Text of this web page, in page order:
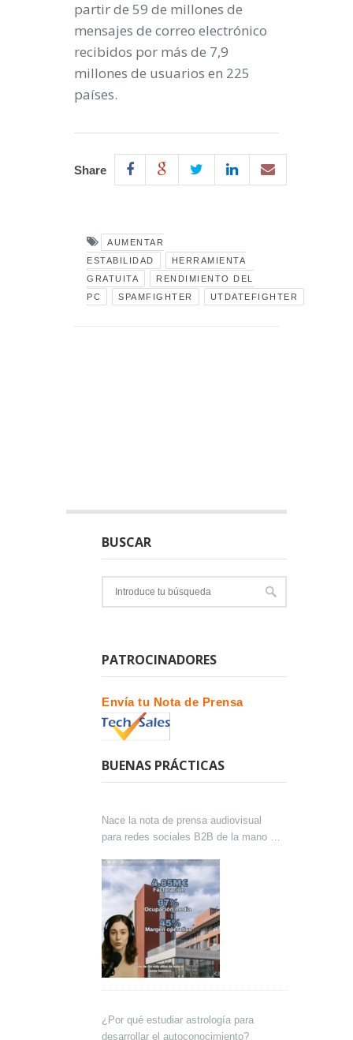
partir de 59 de millones de
mensajes de correo electrónico
recibidos por más de 7,9
millones de usuarios en 225
países.
Share
AUMENTAR
ESTABILIDAD
HERRAMIENTA
GRATUITA
RENDIMIENTO DEL
PC
SPAMFIGHTER UTDATEFIGHTER
BUSCAR
PATROCINADORES
Envía tu Nota de Prensa
BUENAS PRÁCTICAS
Nace la nota de prensa audiovisual
para redes sociales B2B de la mano de
¿Por qué estudiar astrología para
desarrollar el autoconocimiento?